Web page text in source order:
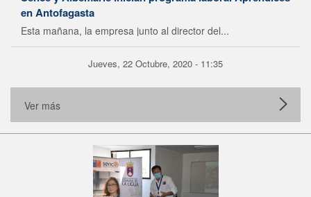
en Antofagasta
Esta mañana, la empresa junto al director del...
Jueves, 22 Octubre, 2020 - 11:35
Ver más